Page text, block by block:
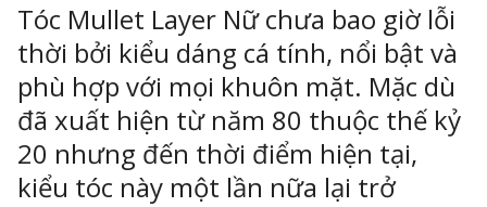
Tóc Mullet Layer Nữ chưa bao giờ lỗi
thời bởi kiểu dáng cá tính, nổi bật và
phù hợp với mọi khuôn mặt. Mặc dù
đã xuất hiện từ năm 80 thuộc thế kỷ
20 nhưng đến thời điểm hiện tại,
kiểu tóc này một lần nữa lại trở